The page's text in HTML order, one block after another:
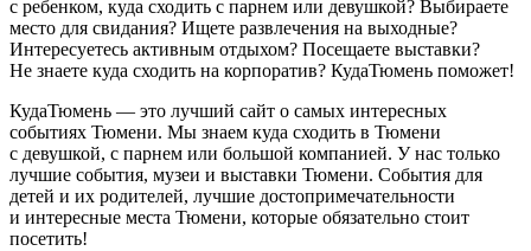
с ребенком, куда сходить с парнем или девушкой? Выбираете
место для свидания? Ищете развлечения на выходные?
Интересуетесь активным отдыхом? Посещаете выставки?
Не знаете куда сходить на корпоратив? КудаТюмень поможет!
КудаТюмень — это лучший сайт о самых интересных
событиях Тюмени. Мы знаем куда сходить в Тюмени
с девушкой, с парнем или большой компанией. У нас только
лучшие события, музеи и выставки Тюмени. События для
детей и их родителей, лучшие достопримечательности
и интересные места Тюмени, которые обязательно стоит
посетить!